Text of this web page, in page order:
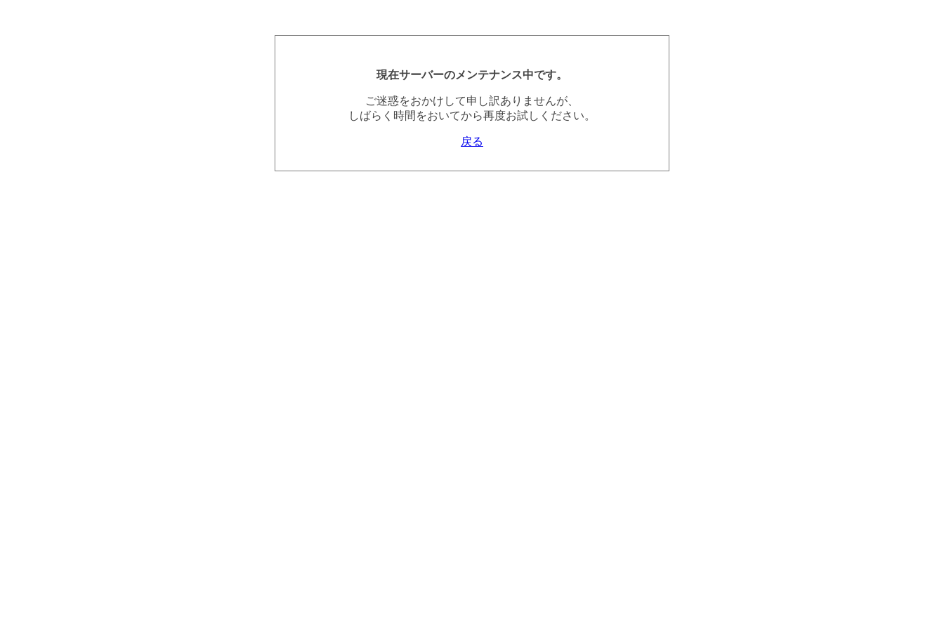
現在サーバーのメンテナンス中です。
ご迷惑をおかけして申し訳ありませんが、
しばらく時間をおいてから再度お試しください。
戻る